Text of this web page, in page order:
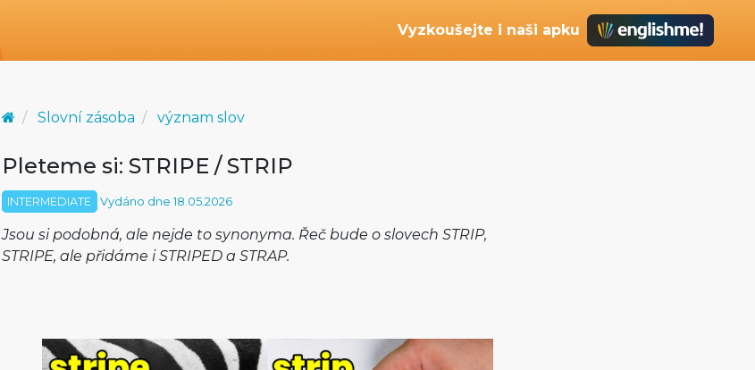
Vyzkoušejte i naši apku
Slovní zásoba význam slov
Pleteme si: STRIPE / STRIP
INTERMEDIATE Vydáno dne 18.05.2026
Jsou si podobná, ale nejde to synonyma. Řeč bude o slovech STRIP,
STRIPE, ale přidáme i STRIPED a STRAP.